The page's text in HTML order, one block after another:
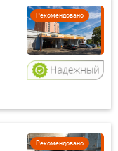
Рекомендовано
Рекомендовано